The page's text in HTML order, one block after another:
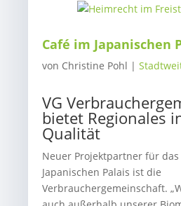
Café im Japanischen
von Christine Pohl |
VG
bietet Regionales
Qualität
Neuer Projektpartner für das
Japanischen Palais ist die
Verbrauchergemeinschaft.